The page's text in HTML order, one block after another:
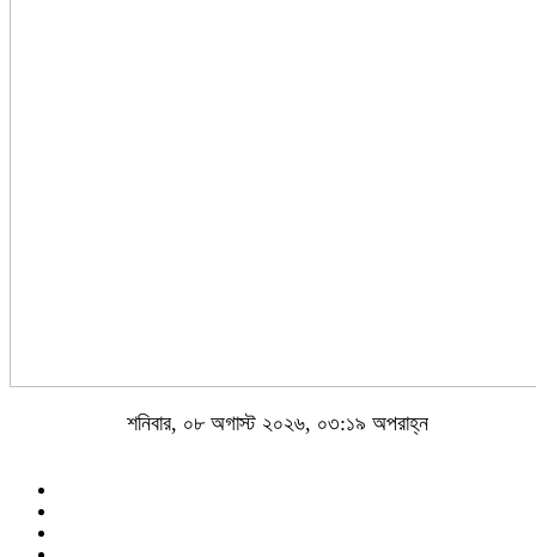
শনিবার, ০৮ অগাস্ট ২০২৬, ০৩:১৯ অপরাহ্ন